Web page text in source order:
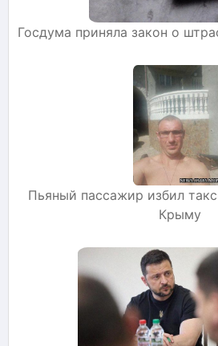
Госдума приняла закон о
Пьяный пассажир избил
Крыму